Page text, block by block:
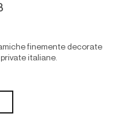
finemente decorate
italiane.